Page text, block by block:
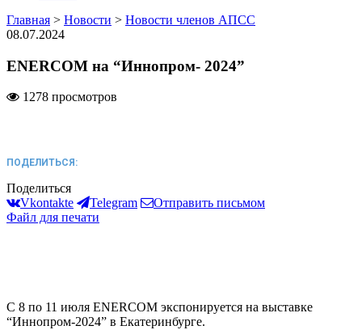
Главная > Новости > Новости членов АПСС
08.07.2024
ENERCOM на “Иннопром- 2024”
1278 просмотров
ПОДЕЛИТЬСЯ:
Поделиться
Vkontakte
Telegram
Отправить письмом
Файл для печати
С 8 по 11 июля ENERCOM экспонируется на выставке
“Иннопром-2024” в Екатеринбурге.